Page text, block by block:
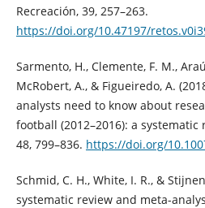
Recreación, 39, 257–263.
https://doi.org/10.47197/
Sarmento, H., Clemente, F. M.,
McRobert, A., & Figueiredo, A.
analysts need to know about
football (2012–2016): a
48, 799–836. https://doi.org/
Schmid, C. H., White, I. R., &
systematic review and meta-